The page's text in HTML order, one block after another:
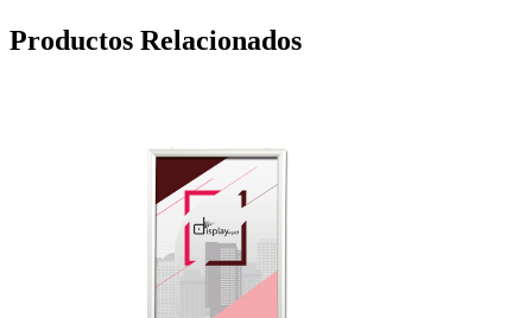
Productos Relacionados